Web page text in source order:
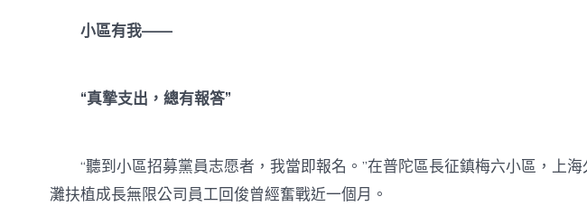
小區有我——
“真摯支出，總有報答”
“聽到小區招募黨員志愿者，我當即報名。”在普陀區長征鎮梅六小區，上海
灘扶植成長無限公司員工回俊曾經奮戰近一個月。